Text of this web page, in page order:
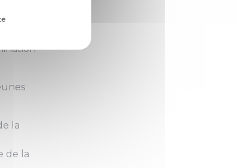
sacrée
la
de la